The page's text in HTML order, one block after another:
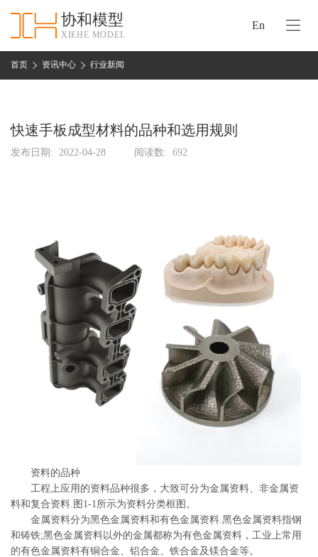
协和模型
XIEHE MODEL
En
首页 资讯中心 行业新闻
快速手板成型材料的品种和选用规则
发布日期: 2022-04-28 阅读数: 692
资料的品种
工程上应用的资料品种很多，大致可分为金属资料、非金属资
料和复合资料.图1-1所示为资料分类框图。
金属资料分为黑色金属资料和有色金属资料.黑色金属资料指钢
和铸铁;黑色金属资料以外的金属都称为有色金属资料，工业上常用
的有色金属资料有铜合金、铝合金、铁合金及镁合金等。
协
和
资